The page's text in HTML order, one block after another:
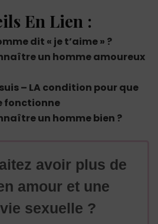
En Lien :
dit « je t’aime » ?
un homme amoureux
– LA condition pour que
fonctionne
un homme bien ?
avoir plus de
amour et une
sexuelle ?